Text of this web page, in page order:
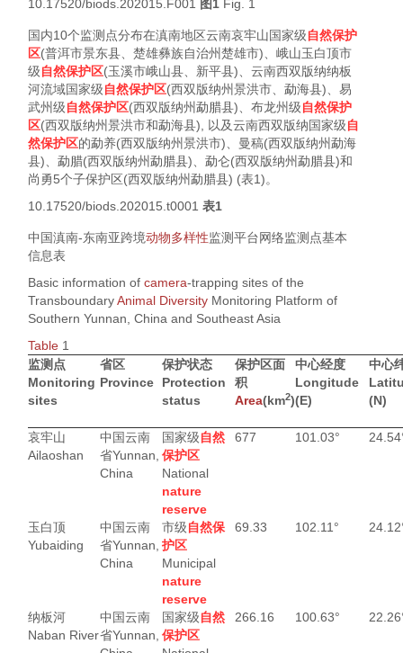
10.17520/biods.202015.F001 图1 Fig. 1
国内10个监测点分布在滇南地区云南哀牢山国家级自然保护
区(普洱市景东县、楚雄彝族自治州楚雄市)、峨山玉白顶市
级自然保护区(玉溪市峨山县、新平县)、云南西双版纳纳板
河流域国家级自然保护区(西双版纳州景洪市、勐海县)、易
武州级自然保护区(西双版纳州勐腊县)、布龙州级自然保护
区(西双版纳州景洪市和勐海县), 以及云南西双版纳国家级自
然保护区的勐养(西双版纳州景洪市)、曼稿(西双版纳州勐海
县)、勐腊(西双版纳州勐腊县)、勐仑(西双版纳州勐腊县)和
尚勇5个子保护区(西双版纳州勐腊县) (表1)。
10.17520/biods.202015.t0001 表1
中国滇南-东南亚跨境动物多样性监测平台网络监测点基本
信息表
Basic information of camera-trapping sites of the
TransboundaryAnimal Diversity Monitoring Platform of
Southern Yunnan, China and Southeast Asia
Table 1
监测点
Monitoring
sites
省区
Province
保护状态
Protection
status
保护区面
积
Area(km2)
中心经度
Longitude
(E)
中心
(N)
哀牢山
Ailaoshan
中国云南
省Yunnan,
China
国家级自然
保护区
National
nature
reserve
677 101.03°
玉白顶
Yubaiding
中国云南
省Yunnan,
China
市级自然保
护区
Municipal
nature
reserve
69.33 102.11°
纳板河
Naban River
中国云南
省Yunnan,
国家级自然
保护区
266.16 100.63°